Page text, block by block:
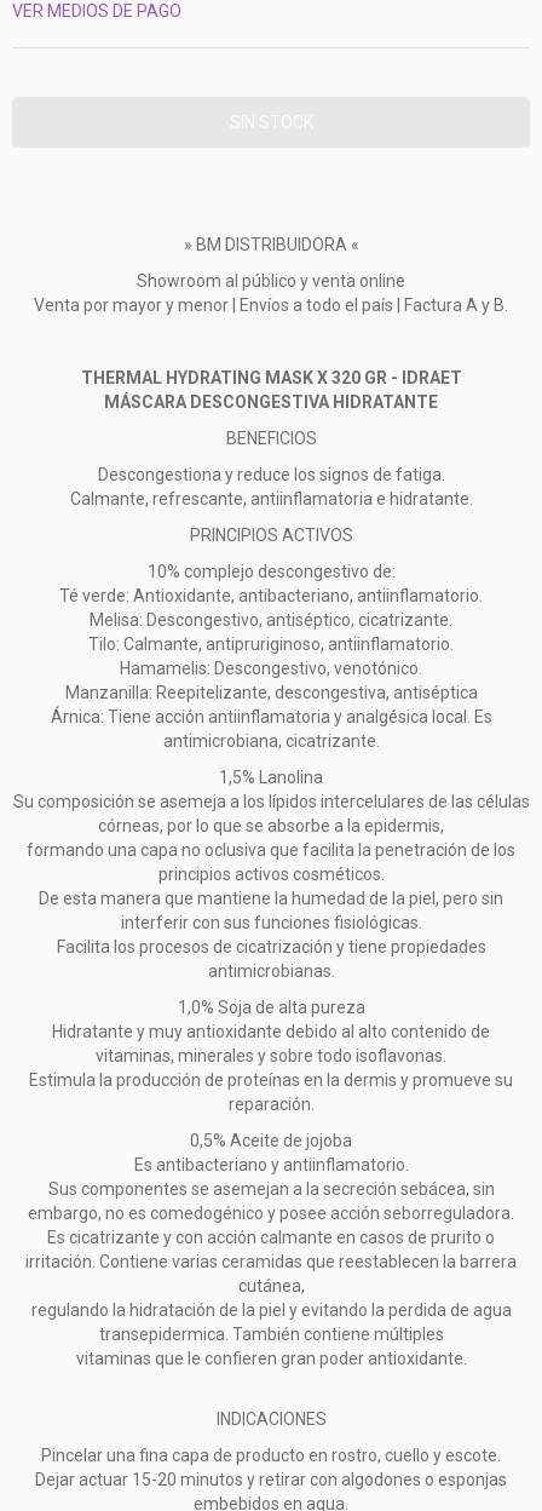
VER MEDIOS DE PAGO
» BM DISTRIBUIDORA «
Showroom al público y venta online
Venta por mayor y menor | Envíos a todo el país | Factura A y B.
THERMAL HYDRATING MASK X 320 GR - IDRAET
MÁSCARA DESCONGESTIVA HIDRATANTE
BENEFICIOS
Descongestiona y reduce los signos de fatiga.
Calmante, refrescante, antiinflamatoria e hidratante.
PRINCIPIOS ACTIVOS
10% complejo descongestivo de:
Té verde: Antioxidante, antibacteriano, antiinflamatorio.
Melisa: Descongestivo, antiséptico, cicatrizante.
Tilo: Calmante, antipruriginoso, antiinflamatorio.
Hamamelis: Descongestivo, venotónico.
Manzanilla: Reepitelizante, descongestiva, antiséptica
Árnica: Tiene acción antiinflamatoria y analgésica local. Es
antimicrobiana, cicatrizante.
1,5% Lanolina
Su composición se asemeja a los lípidos intercelulares de las células
córneas, por lo que se absorbe a la epidermis,
formando una capa no oclusiva que facilita la penetración de los
principios activos cosméticos.
De esta manera que mantiene la humedad de la piel, pero sin
interferir con sus funciones fisiológicas.
Facilita los procesos de cicatrización y tiene propiedades
antimicrobianas.
1,0% Soja de alta pureza
Hidratante y muy antioxidante debido al alto contenido de
vitaminas, minerales y sobre todo isoflavonas.
Estimula la producción de proteínas en la dermis y promueve su
reparación.
0,5% Aceite de jojoba
Es antibacteriano y antiinflamatorio.
Sus componentes se asemejan a la secreción sebácea, sin
embargo, no es comedogénico y posee acción seborreguladora.
Es cicatrizante y con acción calmante en casos de prurito o
irritación. Contiene varias ceramidas que reestablecen la barrera
cutánea,
regulando la hidratación de la piel y evitando la perdida de agua
transepidermica. También contiene múltiples
vitaminas que le confieren gran poder antioxidante.
INDICACIONES
Pincelar una fina capa de producto en rostro, cuello y escote.
Dejar actuar 15-20 minutos y retirar con algodones o esponjas
embebidos en agua.